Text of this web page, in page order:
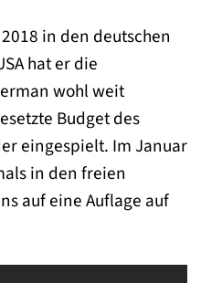
in den deutschen
hat er die
wohl weit
Budget des
eingespielt. Im Januar
in den freien
auf eine Auflage auf